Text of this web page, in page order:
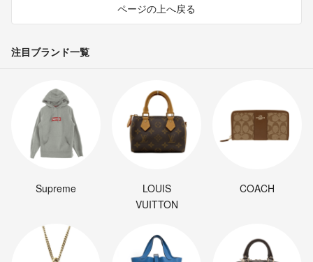
ページの上へ戻る
注目ブランド一覧
Supreme
LOUIS
VUITTON
COACH